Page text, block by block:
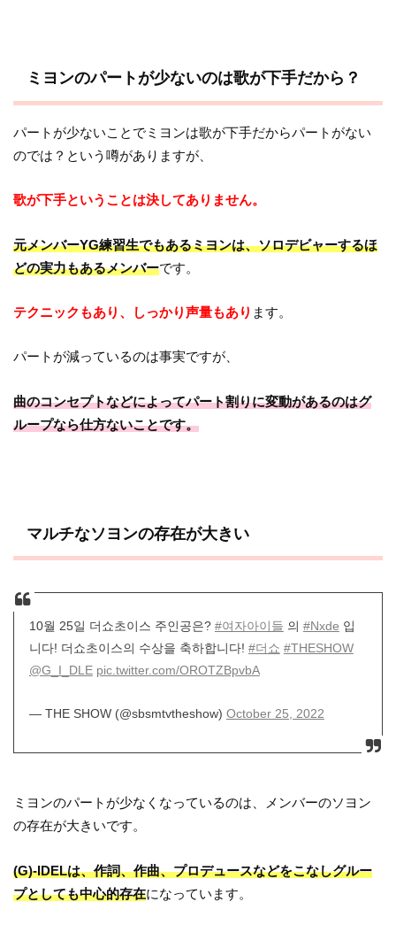
ミヨンのパートが少ないのは歌が下手だから？
パートが少ないことでミヨンは歌が下手だからパートがない
のでは？という噂がありますが、
歌が下手ということは決してありません。
元メンバーYG練習生でもあるミヨンは、ソロデビャーするほ
どの実力もあるメンバーです。
テクニックもあり、しっかり声量もあり ます。
パートが減っているのは事実ですが、
曲のコンセプトなどによってパート割りに変動があるのはグ
ループなら仕方ないことです。
マルチなソヨンの存在が大きい
10월 25일 더쇼초이스 주인공은? #여자아이들 의 #Nxde 입
니다! 더쇼초이스의 수상을 축하합니다! #더쇼 #THESHOW
@G_I_DLE pic.twitter.com/OROTZBpvbA
— THE SHOW (@sbsmtvtheshow) October 25, 2022
ミヨンのパートが少なくなっているのは、メンバーのソヨン
の存在が大きいです。
(G)-IDELは、作詞、作曲、プロデュースなどをこなしグルー
プとしても中心的存在になっています。